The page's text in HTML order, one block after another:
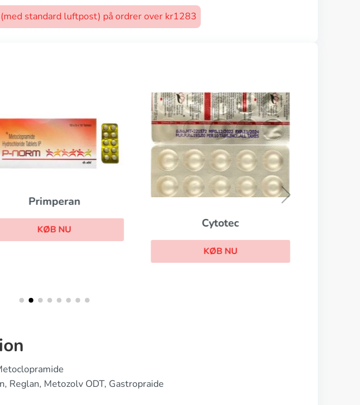
standard luftpost) på ordrer over kr1283
Primperan
KØB NU Cytotec
KØB NU
Reglan, Metozolv ODT, Gastropraide